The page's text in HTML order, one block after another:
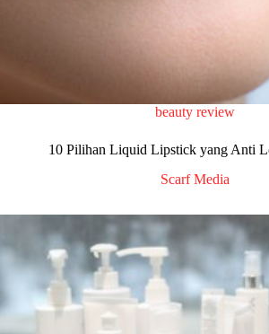
beauty review
10 Pilihan Liquid Lipstick yang Anti
Scarf Media